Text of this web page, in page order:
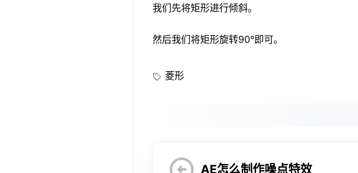
我们先将矩形进行倾斜。
然后我们将矩形旋转90°即可。
菱形
AE怎么制作噪点特效